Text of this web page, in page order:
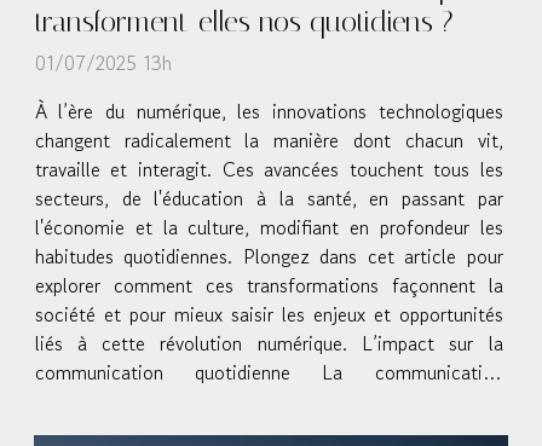
transforment-elles nos quotidiens ?
01/07/2025 13h
À l’ère du numérique, les innovations technologiques
changent radicalement la manière dont chacun vit,
travaille et interagit. Ces avancées touchent tous les
secteurs, de l'éducation à la santé, en passant par
l'économie et la culture, modifiant en profondeur les
habitudes quotidiennes. Plongez dans cet article pour
explorer comment ces transformations façonnent la
société et pour mieux saisir les enjeux et opportunités
liés à cette révolution numérique. L’impact sur la
communication quotidienne La communication
d’échange traditionnels, en...